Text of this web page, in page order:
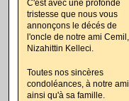
C'est avec une profonde
tristesse que nous vous
annonçons le décés de
l'oncle de notre ami Cemil,
Nizahittin Kelleci.
Toutes nos sincères
condoléances, à notre ami
ainsi qu'à sa famille.